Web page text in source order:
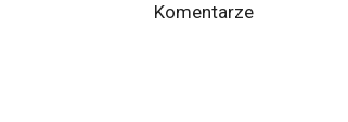
Komentarze